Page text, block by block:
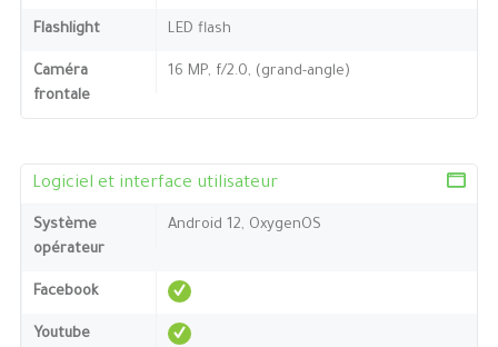
Flashlight LED flash
Caméra
frontale
16 MP, f/2.0, (grand-angle)
Logiciel et interface utilisateur
Système
opérateur
Android 12, OxygenOS
Facebook
Youtube